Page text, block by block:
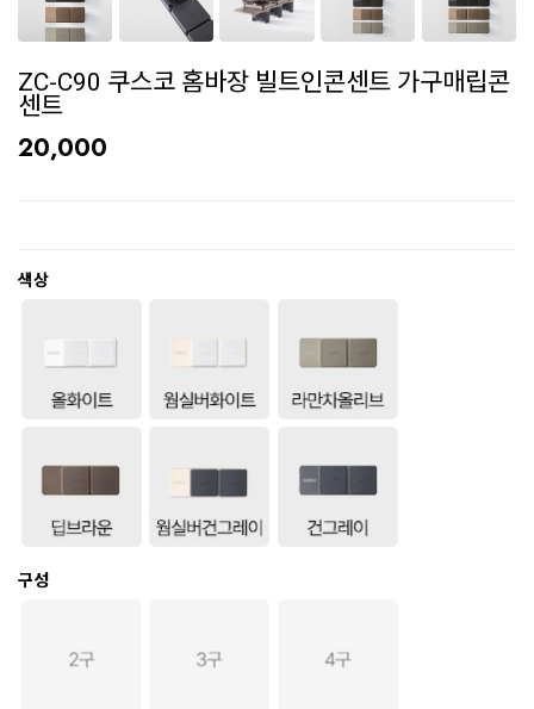
ZC-C90 쿠스코 홈바장 빌트인콘센트 가구매립콘
센트
20,000
색상
구성